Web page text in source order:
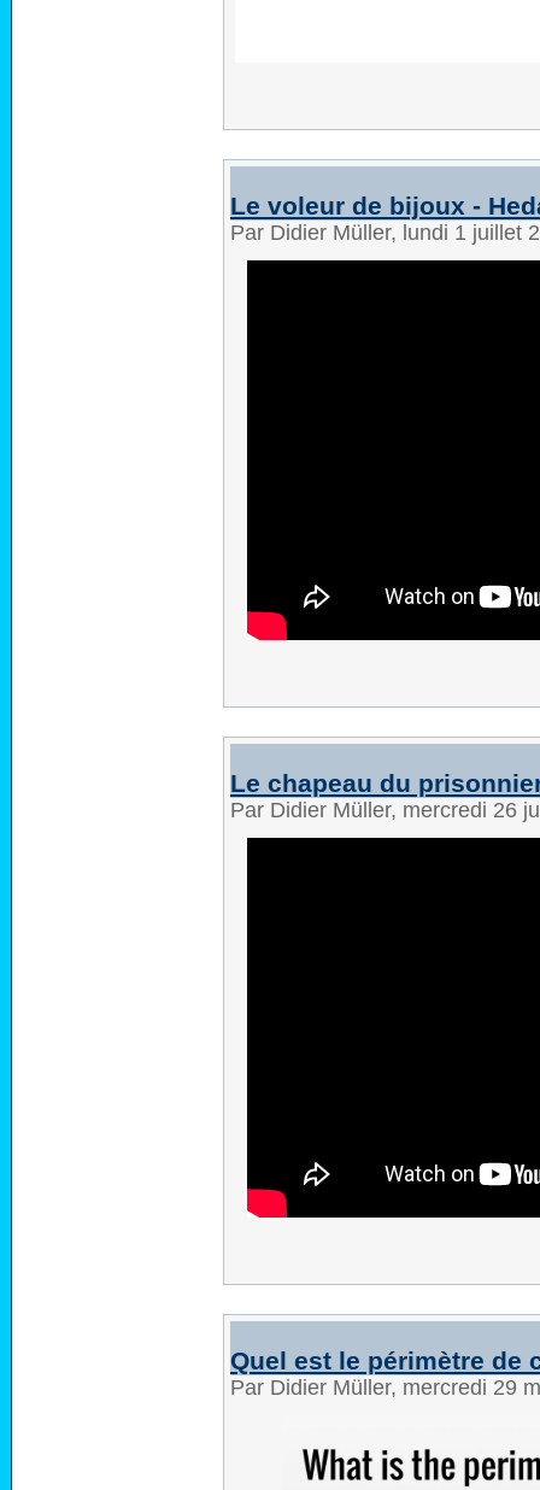
Le voleur de bijoux -
Par Didier Müller, lundi 1 juillet
Le chapeau du
Par Didier Müller, mercredi 26
Quel est le périmètre de
Par Didier Müller, mercredi 29